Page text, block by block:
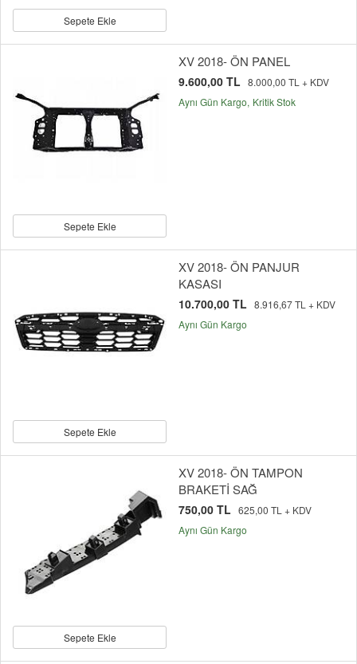
Sepete Ekle
Sepete Ekle
XV 2018- ÖN PANEL
9.600,00 TL 8.000,00 TL + KDV
Aynı Gün Kargo Kritik Stok
Sepete Ekle
XV 2018- ÖN PANJUR
KASASI
10.700,00 TL 8.916,67 TL + KDV
Aynı Gün Kargo
Sepete Ekle
XV 2018- ÖN TAMPON
BRAKETİ SAĞ
750,00 TL 625,00 TL + KDV
Aynı Gün Kargo